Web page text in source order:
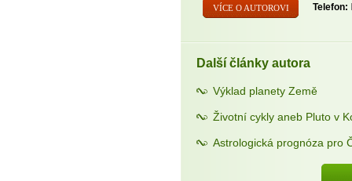
VÍCE O AUTOROVI
Telefon:
Další články autora
Výklad planety Země
Životní cykly aneb Pluto v
Astrologická prognóza pro